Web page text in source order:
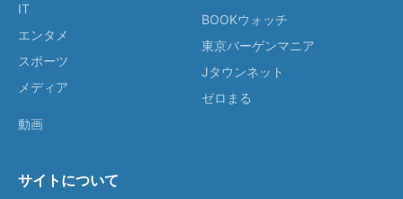
IT
エンタメ
スポーツ
メディア
動画
BOOKウォッチ
東京バーゲンマニア
Jタウンネット
ゼロまる
サイトについて